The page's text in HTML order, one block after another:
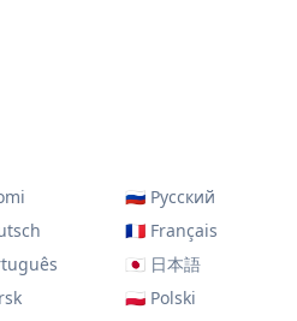
🇷🇺 Русский
🇫🇷 Français
🇯🇵 日本語
🇵🇱 Polski